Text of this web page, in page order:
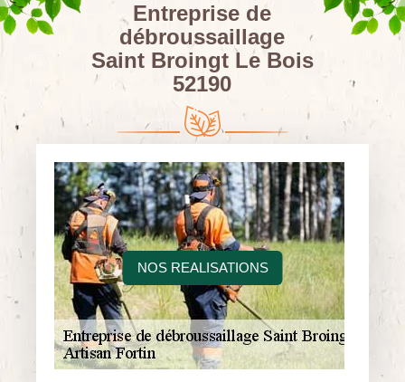
NOS REALISATIONS
Entreprise de
débroussaillage
Saint Broingt Le Bois
52190